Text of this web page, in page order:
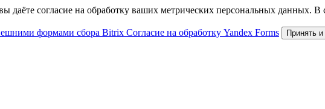
даёте согласие на обработку ваших метрических персональных данных. В
формами сбора Bitrix Согласие на обработку Yandex Forms Принять